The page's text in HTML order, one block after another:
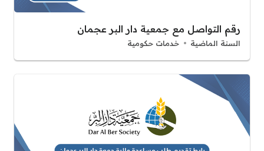
رقم التواصل مع جمعية دار البر عجمان
السنة الماضية خدمات حكومية